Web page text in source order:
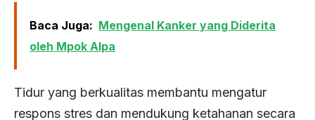
Baca Juga: Mengenal Kanker yang Diderita
oleh Mpok Alpa
Tidur yang berkualitas membantu mengatur
respons stres dan mendukung ketahanan secara